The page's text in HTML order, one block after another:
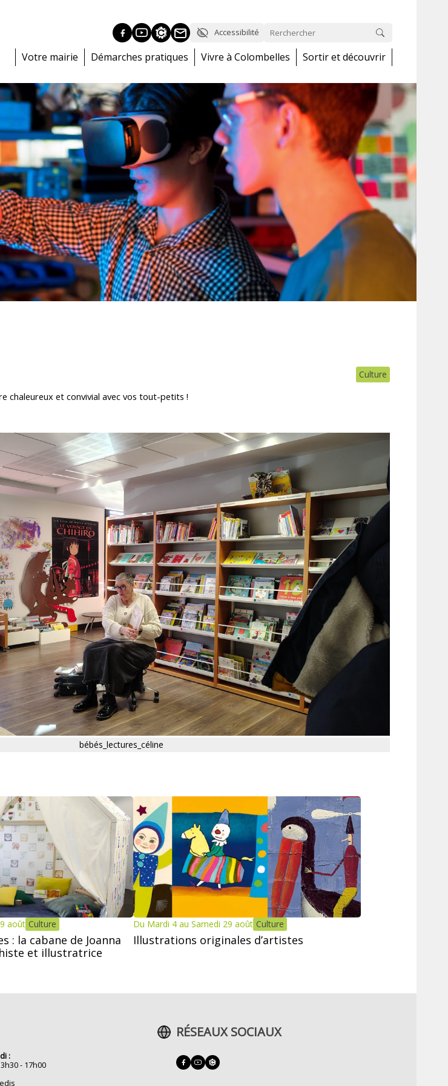
Accessibilité
Votre mairie Démarches pratiques Vivre à Colombelles Sortir et découvrir
Culture
chaleureux et convivial avec vos tout-petits !
bébés_lectures_céline
août Culture
: la cabane de Joanna
et illustratrice
Du Mardi 4 au Samedi 29 août Culture
Illustrations originales d’artistes
:
- 17h00
RÉSEAUX SOCIAUX